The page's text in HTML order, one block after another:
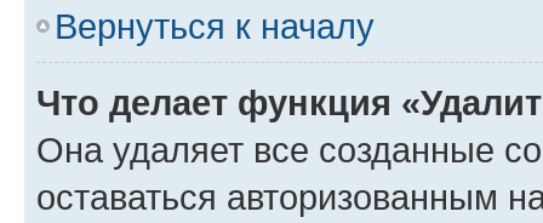
Вернуться к началу
Что делает функция
Она удаляет все созданные
оставаться авторизованным